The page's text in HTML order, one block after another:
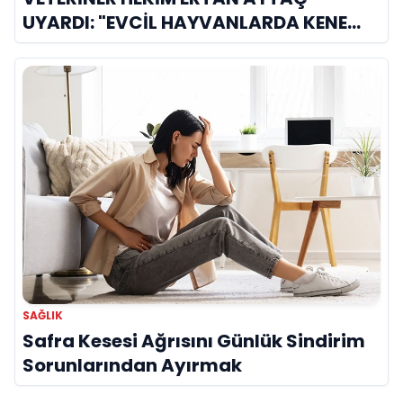
UYARDI: "EVCİL HAYVANLARDA KENE
KAYNAKLI KAN HASTALIKLARI BU AYDA
ZİRVE YAPIYOR!"
SAĞLIK
Safra Kesesi Ağrısını Günlük Sindirim
Sorunlarından Ayırmak